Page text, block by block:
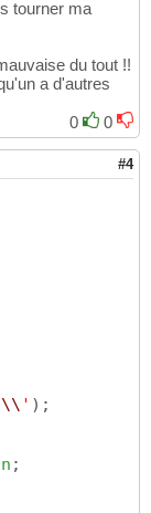
tourner ma
du tout !!
a d'autres
0
0
#4
\\ ' ) ;
;